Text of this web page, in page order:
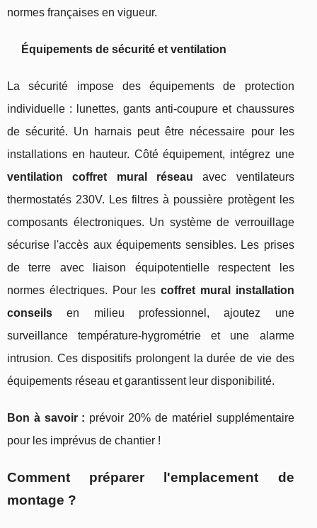
normes françaises en vigueur.
Équipements de sécurité et ventilation
La sécurité impose des équipements de protection
individuelle : lunettes, gants anti-coupure et chaussures
de sécurité. Un harnais peut être nécessaire pour les
installations en hauteur. Côté équipement, intégrez une
ventilation coffret mural réseau avec ventilateurs
thermostatés 230V. Les filtres à poussière protègent les
composants électroniques. Un système de verrouillage
sécurise l'accès aux équipements sensibles. Les prises
de terre avec liaison équipotentielle respectent les
normes électriques. Pour lescoffret mural installation
conseils en milieu professionnel, ajoutez une
surveillance température-hygrométrie et une alarme
intrusion. Ces dispositifs prolongent la durée de vie des
équipements réseau et garantissent leur disponibilité.
Bon à savoir : prévoir 20% de matériel supplémentaire
pour les imprévus de chantier !
Comment préparer l'emplacement de
montage ?